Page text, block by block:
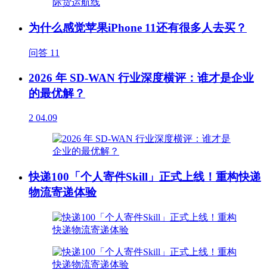
为什么感觉苹果iPhone 11还有很多人去买？
问答 11
2026 年 SD-WAN 行业深度横评：谁才是企业
的最优解？
2 04.09
快递100「个人寄件Skill」正式上线！重构快递
物流寄递体验